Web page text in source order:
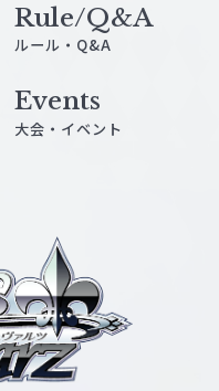
Events
大会・イベント
Rule/Q&A
ルール・Q&A